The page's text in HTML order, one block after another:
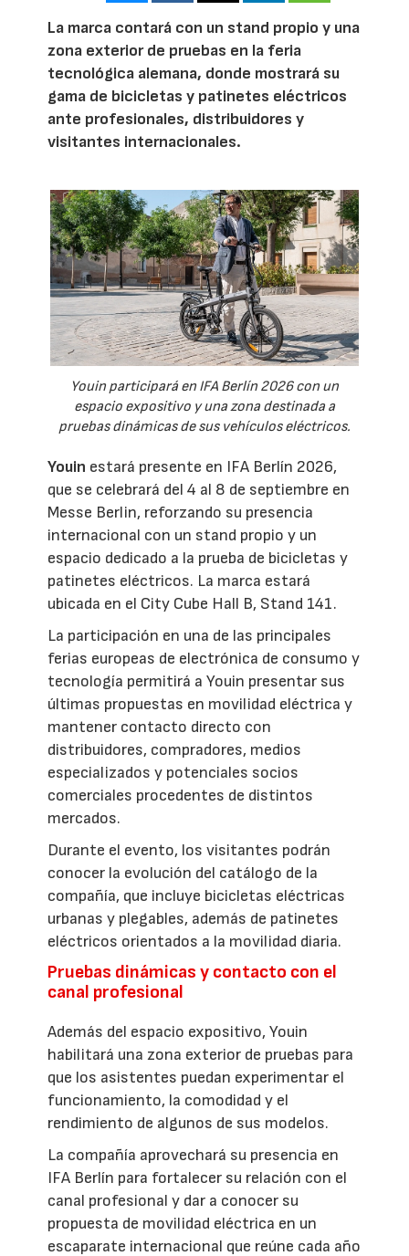
La marca contará con un stand propio y una
zona exterior de pruebas en la feria
tecnológica alemana, donde mostrará su
gama de bicicletas y patinetes eléctricos
ante profesionales, distribuidores y
visitantes internacionales.
Youin participará en IFA Berlín 2026 con un
espacio expositivo y una zona destinada a
pruebas dinámicas de sus vehículos eléctricos.
Youin estará presente en IFA Berlín 2026,
que se celebrará del 4 al 8 de septiembre en
Messe Berlin, reforzando su presencia
internacional con un stand propio y un
espacio dedicado a la prueba de bicicletas y
patinetes eléctricos. La marca estará
ubicada en el City Cube Hall B, Stand 141.
La participación en una de las principales
ferias europeas de electrónica de consumo y
tecnología permitirá a Youin presentar sus
últimas propuestas en movilidad eléctrica y
mantener contacto directo con
distribuidores, compradores, medios
especializados y potenciales socios
comerciales procedentes de distintos
mercados.
Durante el evento, los visitantes podrán
conocer la evolución del catálogo de la
compañía, que incluye bicicletas eléctricas
urbanas y plegables, además de patinetes
eléctricos orientados a la movilidad diaria.
Pruebas dinámicas y contacto con el
canal profesional
Además del espacio expositivo, Youin
habilitará una zona exterior de pruebas para
que los asistentes puedan experimentar el
funcionamiento, la comodidad y el
rendimiento de algunos de sus modelos.
La compañía aprovechará su presencia en
IFA Berlín para fortalecer su relación con el
canal profesional y dar a conocer su
propuesta de movilidad eléctrica en un
escaparate internacional que reúne cada año